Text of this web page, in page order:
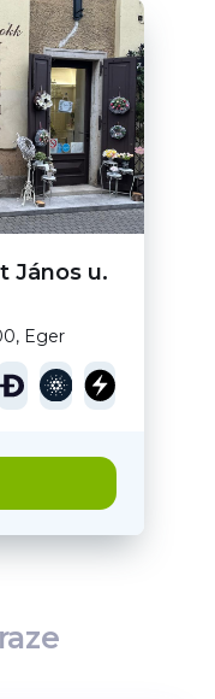
János u.
Eger